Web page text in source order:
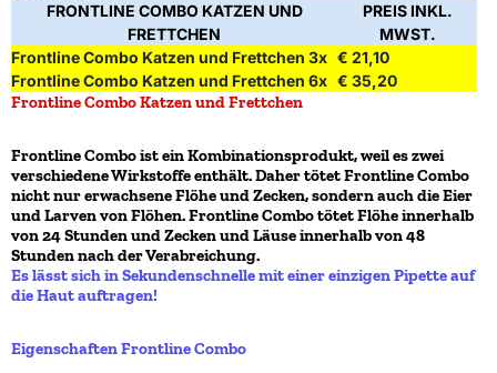
FRONTLINE COMBO KATZEN UND
FRETTCHEN
PREIS INKL.
MWST.
Frontline Combo Katzen und Frettchen 3x € 21,10
Frontline Combo Katzen und Frettchen 6x € 35,20
Frontline Combo Katzen und Frettchen
Frontline Combo ist ein Kombinationsprodukt, weil es zwei
verschiedene Wirkstoffe enthält. Daher tötet Frontline Combo
nicht nur erwachsene Flöhe und Zecken, sondern auch die Eier
und Larven von Flöhen. Frontline Combo tötet Flöhe innerhalb
von 24 Stunden und Zecken und Läuse innerhalb von 48
Stunden nach der Verabreichung.
Es lässt sich in Sekundenschnelle mit einer einzigen Pipette auf
die Haut auftragen!
Eigenschaften Frontline Combo